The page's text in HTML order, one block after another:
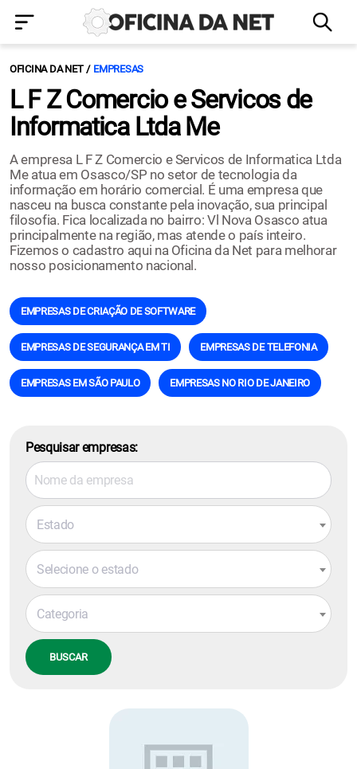
OFICINA DA NET EMPRESAS
L F Z Comercio e Servicos de
Informatica Ltda Me
A empresa L F Z Comercio e Servicos de Informatica Ltda
Me atua em Osasco/SP no setor de tecnologia da
informação em horário comercial. É uma empresa que
nasceu na busca constante pela inovação, sua principal
filosofia. Fica localizada no bairro: Vl Nova Osasco atua
principalmente na região, mas atende o país inteiro.
Fizemos o cadastro aqui na Oficina da Net para melhorar
nosso posicionamento nacional.
EMPRESAS DE CRIAÇÃO DE SOFTWARE
EMPRESAS DE SEGURANÇA EM TI EMPRESAS DE TELEFONIA
EMPRESAS EM SÃO PAULO EMPRESAS NO RIO DE JANEIRO
Pesquisar empresas:
Estado
Selecione o estado
Categoria
BUSCAR